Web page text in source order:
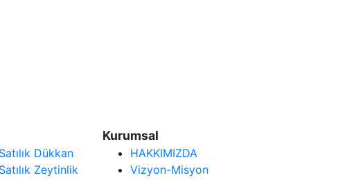
Dükkan
Zeytinlik
Kurumsal
HAKKIMIZDA
Vizyon-Misyon